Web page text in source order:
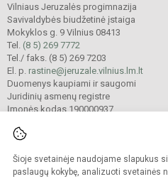
Šioje svetainėje naudojame slapukus
paslaugų kokybę, analizuoti svetainės
Vilniaus Jeruzalės progimnazija
Savivaldybės biudžetinė įstaiga
Mokyklos g. 9 Vilnius 08413
Tel. (8 5) 269 7772
Tel./ faks. (8 5) 269 7203
El. p. rastine@jeruzale.vilnius.lm.lt
Duomenys kaupiami ir saugomi
Juridinių asmenų registre
Įmonės kodas 190000937
© 2024. Vilniaus Jeruzalės
Kopijuoti turinį be raštiško